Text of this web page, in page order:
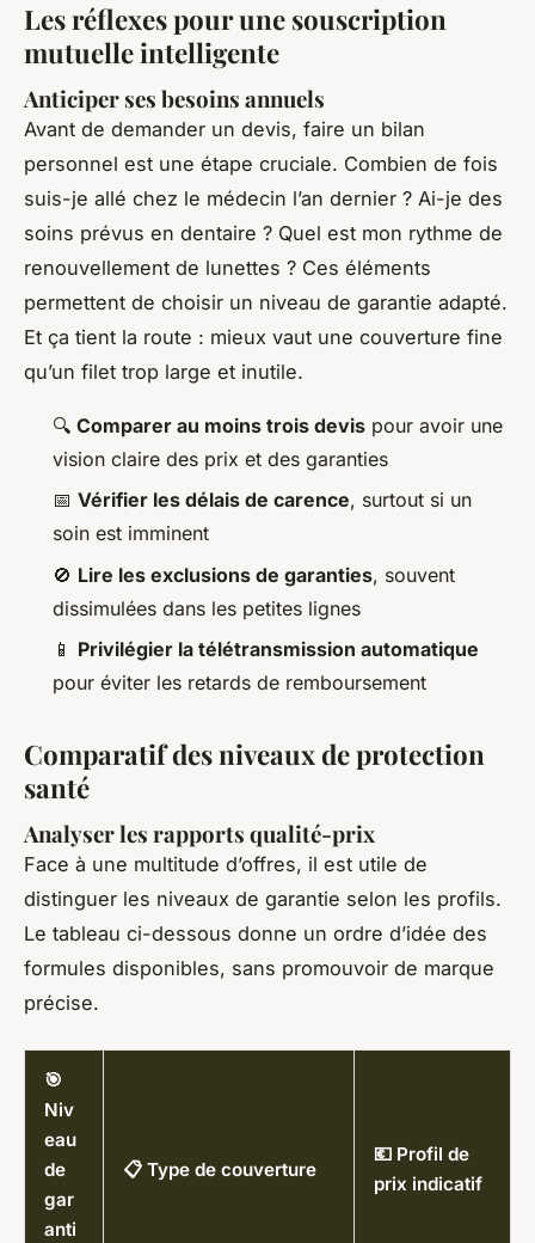
Les réflexes pour une souscription
mutuelle intelligente
Anticiper ses besoins annuels
Avant de demander un devis, faire un bilan
personnel est une étape cruciale. Combien de fois
suis-je allé chez le médecin l’an dernier ? Ai-je des
soins prévus en dentaire ? Quel est mon rythme de
renouvellement de lunettes ? Ces éléments
permettent de choisir un niveau de garantie adapté.
Et ça tient la route : mieux vaut une couverture fine
qu’un filet trop large et inutile.
🔍 Comparer au moins trois devis pour avoir une
vision claire des prix et des garanties
📅 Vérifier les délais de carence, surtout si un
soin est imminent
🚫 Lire les exclusions de garanties, souvent
dissimulées dans les petites lignes
📱 Privilégier la télétransmission automatique
pour éviter les retards de remboursement
Comparatif des niveaux de protection
santé
Analyser les rapports qualité-prix
Face à une multitude d’offres, il est utile de
distinguer les niveaux de garantie selon les profils.
Le tableau ci-dessous donne un ordre d’idée des
formules disponibles, sans promouvoir de marque
précise.
🎯
Niv
eau
de
gar
anti
📋 Type de couverture
💶 Profil de
prix indicatif